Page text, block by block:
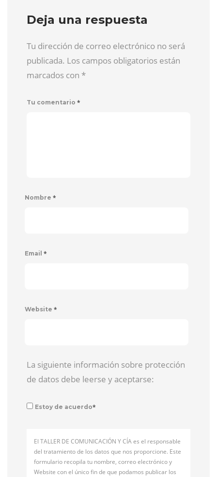
Deja una respuesta
Tu dirección de correo electrónico no será
publicada. Los campos obligatorios están
marcados con *
Tu comentario *
Nombre *
Email *
Website *
La siguiente información sobre protección
de datos debe leerse y aceptarse:
Estoy de acuerdo*
El TALLER DE COMUNICACIÓN Y CÍA es el responsable
del tratamiento de los datos que nos proporcione. Este
formulario recopila tu nombre, correo electrónico y
Website con el único fin de que podamos publicar los